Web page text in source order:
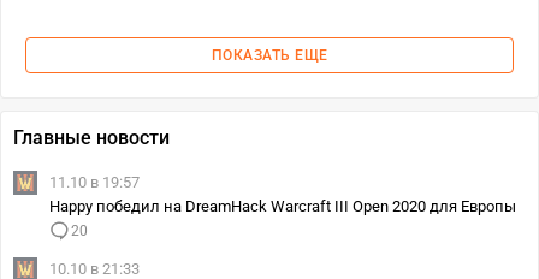
ПОКАЗАТЬ ЕЩЕ
Главные новости
11.10 в 19:57
Happy победил на DreamHack Warcraft III Open 2020 для Европы
20
10.10 в 21:33